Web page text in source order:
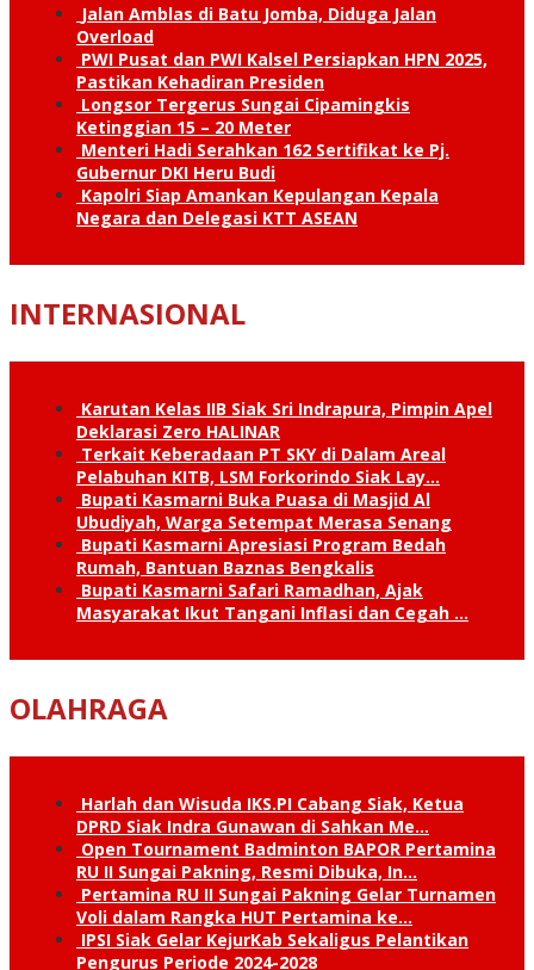
Jalan Amblas di Batu Jomba, Diduga Jalan
Overload
PWI Pusat dan PWI Kalsel Persiapkan HPN 2025,
Pastikan Kehadiran Presiden
Longsor Tergerus Sungai Cipamingkis
Ketinggian 15 – 20 Meter
Menteri Hadi Serahkan 162 Sertifikat ke Pj.
Gubernur DKI Heru Budi
Kapolri Siap Amankan Kepulangan Kepala
Negara dan Delegasi KTT ASEAN
INTERNASIONAL
Karutan Kelas IIB Siak Sri Indrapura, Pimpin Apel
Deklarasi Zero HALINAR
Terkait Keberadaan PT SKY di Dalam Areal
Pelabuhan KITB, LSM Forkorindo Siak Lay…
Bupati Kasmarni Buka Puasa di Masjid Al
Ubudiyah, Warga Setempat Merasa Senang
Bupati Kasmarni Apresiasi Program Bedah
Rumah, Bantuan Baznas Bengkalis
Bupati Kasmarni Safari Ramadhan, Ajak
Masyarakat Ikut Tangani Inflasi dan Cegah …
OLAHRAGA
Harlah dan Wisuda IKS.PI Cabang Siak, Ketua
DPRD Siak Indra Gunawan di Sahkan Me…
Open Tournament Badminton BAPOR Pertamina
RU II Sungai Pakning, Resmi Dibuka, In…
Pertamina RU II Sungai Pakning Gelar Turnamen
Voli dalam Rangka HUT Pertamina ke…
IPSI Siak Gelar KejurKab Sekaligus Pelantikan
Pengurus Periode 2024-2028